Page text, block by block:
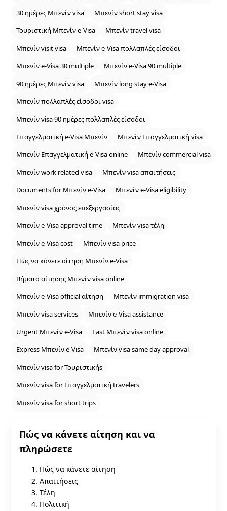
30 ημέρες Μπενίν visa
Μπενίν short stay visa
Τουριστική Μπενίν e‑Visa
Μπενίν travel visa
Μπενίν visit visa
Μπενίν e‑Visa πολλαπλές είσοδοι
Μπενίν e‑Visa 30 multiple
Μπενίν e‑Visa 90 multiple
90 ημέρες Μπενίν visa
Μπενίν long stay e‑Visa
Μπενίν πολλαπλές είσοδοι visa
Μπενίν visa 90 ημέρες πολλαπλές είσοδοι
Επαγγελματική e‑Visa Μπενίν
Μπενίν Επαγγελματική visa
Μπενίν Επαγγελματική e‑Visa online
Μπενίν commercial visa
Μπενίν work related visa
Μπενίν visa απαιτήσεις
Documents for Μπενίν e‑Visa
Μπενίν e‑Visa eligibility
Μπενίν visa χρόνος επεξεργασίας
Μπενίν e‑Visa approval time
Μπενίν visa τέλη
Μπενίν e‑Visa cost
Μπενίν visa price
Πώς να κάνετε αίτηση Μπενίν e‑Visa
Βήματα αίτησης Μπενίν visa online
Μπενίν e‑Visa official αίτηση
Μπενίν immigration visa
Μπενίν visa services
Μπενίν e‑Visa assistance
Urgent Μπενίν e‑Visa
Fast Μπενίν visa online
Express Μπενίν e‑Visa
Μπενίν visa same day approval
Μπενίν visa for Τουριστικήs
Μπενίν visa for Επαγγελματική travelers
Μπενίν visa for short trips
Πώς να κάνετε αίτηση και να
πληρώσετε
Πώς να κάνετε αίτηση
Απαιτήσεις
Τέλη
Πολιτική